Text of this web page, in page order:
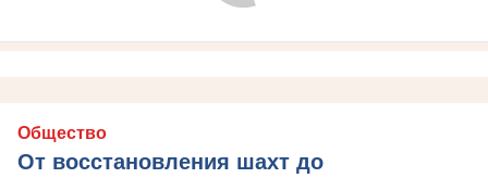
Общество
От восстановления шахт до